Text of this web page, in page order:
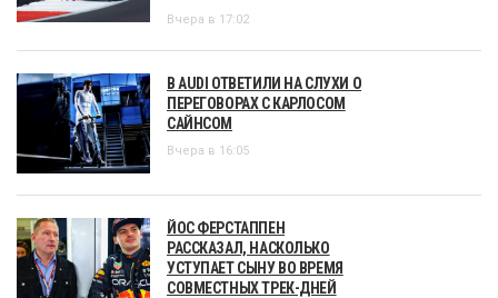
Вчера в 17:02
В AUDI ОТВЕТИЛИ НА СЛУХИ О
ПЕРЕГОВОРАХ С КАРЛОСОМ
САЙНСОМ
Вчера в 16:05
ЙОС ФЕРСТАППЕН
РАССКАЗАЛ, НАСКОЛЬКО
УСТУПАЕТ СЫНУ ВО ВРЕМЯ
СОВМЕСТНЫХ ТРЕК-ДНЕЙ